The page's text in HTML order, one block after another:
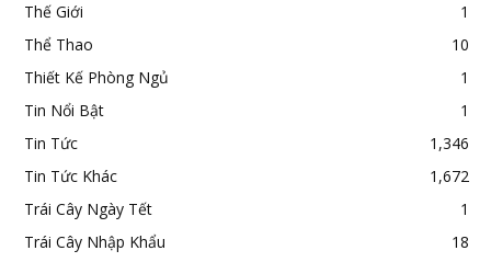
Thế Giới
1
Thể Thao
10
Thiết Kế Phòng Ngủ
1
Tin Nổi Bật
1
Tin Tức
1,346
Tin Tức Khác
1,672
Trái Cây Ngày Tết
1
Trái Cây Nhập Khẩu
18